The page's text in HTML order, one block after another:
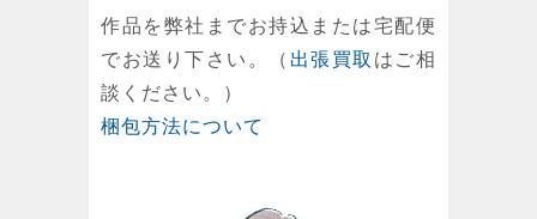
作品を弊社までお持込または宅配便
でお送り下さい。（ 出張買取 はご相
談ください。）
梱包方法について